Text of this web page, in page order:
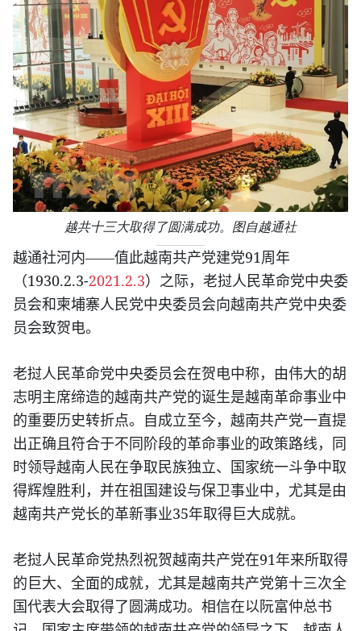
越共十三大取得了圆满成功。图自越通社
越通社河内——值此越南共产党建党91周年
（1930.2.3-2021.2.3）之际，老挝人民革命党中央委
员会和柬埔寨人民党中央委员会向越南共产党中央委
员会致贺电。
老挝人民革命党中央委员会在贺电中称，由伟大的胡
志明主席缔造的越南共产党的诞生是越南革命事业中
的重要历史转折点。自成立至今，越南共产党一直提
出正确且符合于不同阶段的革命事业的政策路线，同
时领导越南人民在争取民族独立、国家统一斗争中取
得辉煌胜利，并在祖国建设与保卫事业中，尤其是由
越南共产党长的革新事业35年取得巨大成就。
老挝人民革命党热烈祝贺越南共产党在91年来所取得
的巨大、全面的成就，尤其是越南共产党第十三次全
国代表大会取得了圆满成功。相信在以阮富仲总书